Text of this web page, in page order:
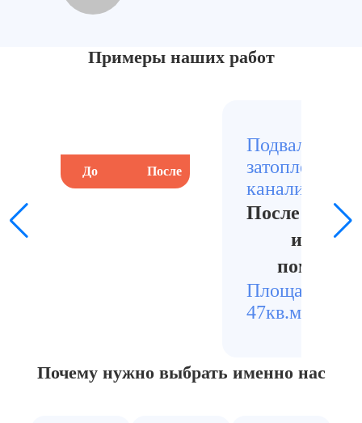
Примеры наших работ
До После
Подвал,
затопленный
канализацией
После работ:
и
Площадь
47кв.м.
Почему нужно выбрать именно нас